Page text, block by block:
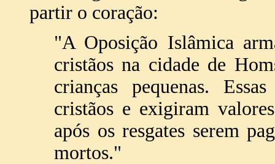
partir o coração:
"A Oposição Islâmica
cristãos na cidade de
crianças pequenas.
cristãos e exigiram
após os resgates serem
mortos."